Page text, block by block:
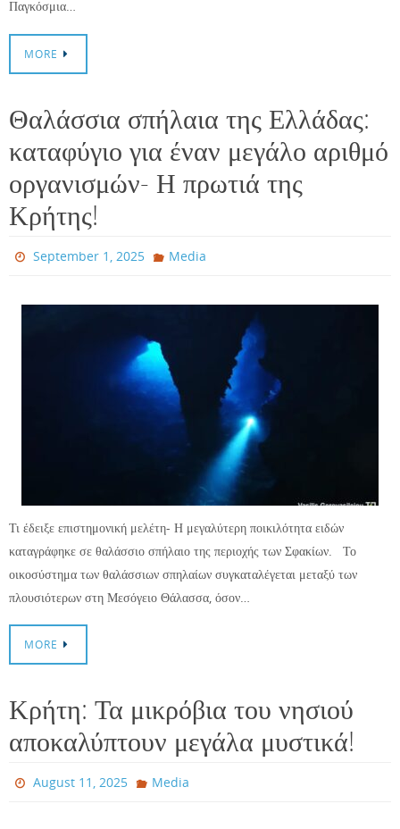
Παγκόσμια…
MORE
Θαλάσσια σπήλαια της Ελλάδας:
καταφύγιο για έναν μεγάλο αριθμό
οργανισμών- Η πρωτιά της
Κρήτης!
September 1, 2025 Media
Τι έδειξε επιστημονική μελέτη- Η μεγαλύτερη ποικιλότητα ειδών
καταγράφηκε σε θαλάσσιο σπήλαιο της περιοχής των Σφακίων. Το
οικοσύστημα των θαλάσσιων σπηλαίων συγκαταλέγεται μεταξύ των
πλουσιότερων στη Μεσόγειο Θάλασσα, όσον…
MORE
Κρήτη: Τα μικρόβια του νησιού
αποκαλύπτουν μεγάλα μυστικά!
August 11, 2025 Media